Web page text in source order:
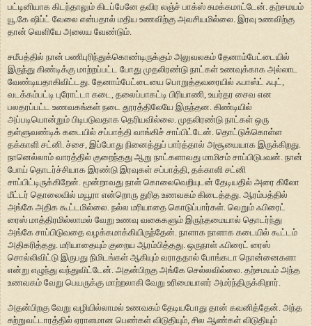
பட்டினியாக கிடந்தாலும் கிடப்பேனே தவிர லஞ்ச் பாக்ஸ் சுமக்கமாட்டேன். தற்சமயம்
யூ.கே ஷிப்ட் வேலை என்பதால் மதிய உணவிற்கு அவசியமில்லை. இரவு உணவிற்கு
தான் வெளியே அலைய வேண்டும்.
சமீபத்தில் நான் பணிபுரிந்துக்கொண்டிருக்கும் அலுவலகம் தேனாம்பேட்டையில்
இருந்து கிண்டிக்கு மாற்றப்பட்ட போது முதலிரண்டு நாட்கள் உணவுக்காக அல்லாட
வேண்டியதாகிவிட்டது. தேனாம்பேட்டையை பொறுத்தவரையில் ஃபாஸ்ட் ஃபுட்,
வடக்கம்பட்டி புரோட்டா கடை, தலைப்பாகட்டி பிரியாணி, உயர்தர சைவ என
பலதரப்பட்ட உணவகங்கள் நடை தூரத்திலேயே இருந்தன. கிண்டியில்
அப்படியொன்றும் பிடிபடுவதாக தெரியவில்லை. முதலிரண்டு நாட்கள் ஒரு
தள்ளுவண்டிக் கடையில் சப்பாத்தி வாங்கிச் சாப்பிட்டேன். தொட்டுக்கொள்ள
தக்காளி சட்னி. ச்சை, இப்போது நினைத்துப் பார்த்தால் அசூயையாக இருக்கிறது.
நானெல்லாம் வாரத்தில் குறைந்தது ஆறு நாட்களாவது மாமிசம் சாப்பிடுபவன். நான்
போய் தொடர்ச்சியாக இரண்டு இரவுகள் சப்பாத்தி, தக்காளி சட்னி
சாப்பிட்டிருக்கிறேன். மூன்றாவது நாள் கொலைவெறியுடன் தேடியதில் அரை கிலோ
மீட்டர் தொலைவில் மயூரா என்றொரு துரித உணவகம் கிடைத்தது. ஆரம்பத்தில்
அங்கே அதிக கூட்டமில்லை. நல்ல மரியாதை கொடுப்பார்கள். வெறும் ஃபிரைட்
ரைஸ் மாத்திரமில்லாமல் வேறு உணவு வகைகளும் இருந்தமையால் தொடர்ந்து
அங்கே சாப்பிடுவதை வழக்கமாக்கியிருந்தேன். நாளாக நாளாக கடையில் கூட்டம்
அதிகரித்தது. மரியாதையும் குறைய ஆரம்பித்தது. ஒருநாள் ஃபிரைட் ரைஸ்
சொல்லிவிட்டு இருபது நிமிடங்கள் ஆகியும் வராததால் போங்கடா நொன்னைகளா
என்று எழுந்து வந்துவிட்டேன். அதன்பிறகு அங்கே செல்லவில்லை. தற்சமயம் அந்த
உணவகம் வேறு பெயருக்கு மாற்றலாகி வேறு உரிமையாளர் அமர்ந்திருக்கிறார்.
அதன்பிறகு வேறு வழியில்லாமல் உணவகம் தேடியபோது தான் கவனித்தேன். அந்த
சுற்றுவட்டாரத்தில் ஏராளமான பெண்கள் விடுதியும், சில ஆண்கள் விடுதியும்